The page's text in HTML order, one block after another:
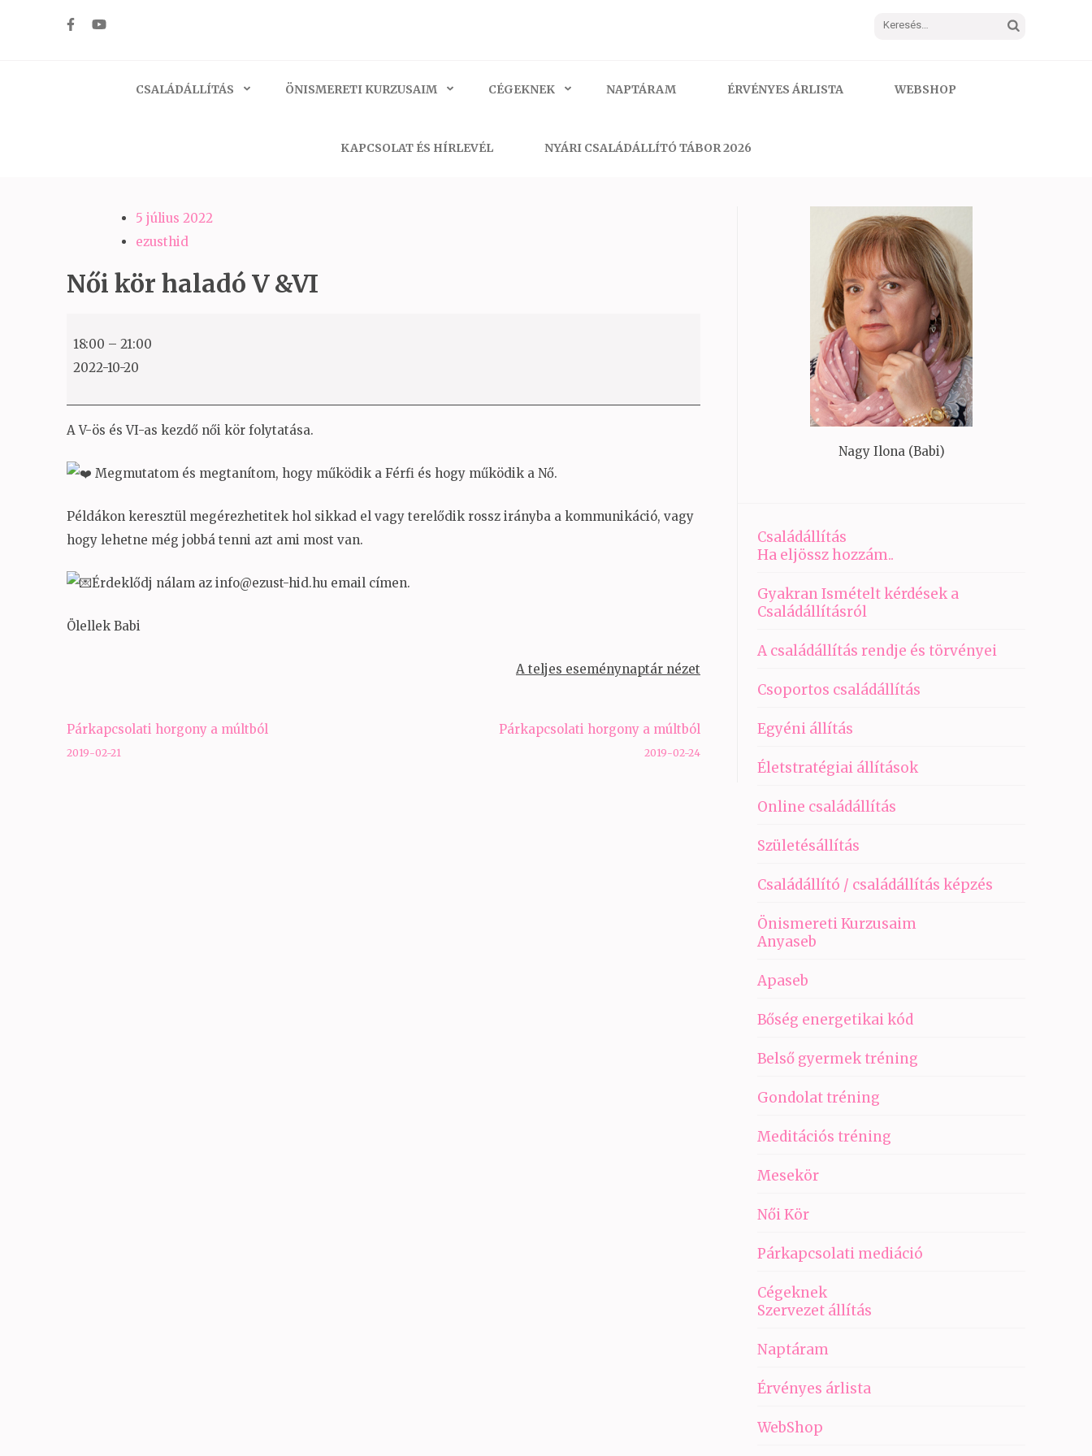
Keresés:
CSALÁDÁLLÍTÁS ÖNISMERETI KURZUSAIM CÉGEKNEK NAPTÁRAM ÉRVÉNYES ÁRLISTA WEBSHOP
KAPCSOLAT ÉS HÍRLEVÉL NYÁRI CSALÁDÁLLÍTÓ TÁBOR 2026
5 július 2022
ezusthid
Női kör haladó V &VI
kör
haladó
18:00 – 21:00
2022-10-20
A V-ös és VI-as kezdő női kör folytatása.
Megmutatom és megtanítom, hogy működik a Férfi és hogy működik a Nő.
Példákon keresztül megérezhetitek hol sikkad el vagy terelődik rossz irányba a kommunikáció, vagy
hogy lehetne még jobbá tenni azt ami most van.
Érdeklődj nálam az info@ezust-hid.hu email címen.
Ölellek Babi
A teljes eseménynaptár nézet
Bejegyzés
navigáció
Párkapcsolati horgony a múltból
2019-02-21
Párkapcsolati horgony a múltból
2019-02-24
Nagy Ilona (Babi)
Családállítás
Ha eljössz hozzám..
Gyakran Ismételt kérdések a
Családállításról
A családállítás rendje és törvényei
Csoportos családállítás
Egyéni állítás
Életstratégiai állítások
Online családállítás
Születésállítás
Családállító / családállítás képzés
Önismereti Kurzusaim
Anyaseb
Apaseb
Bőség energetikai kód
Belső gyermek tréning
Gondolat tréning
Meditációs tréning
Mesekör
Női Kör
Párkapcsolati mediáció
Cégeknek
Szervezet állítás
Naptáram
Érvényes árlista
WebShop